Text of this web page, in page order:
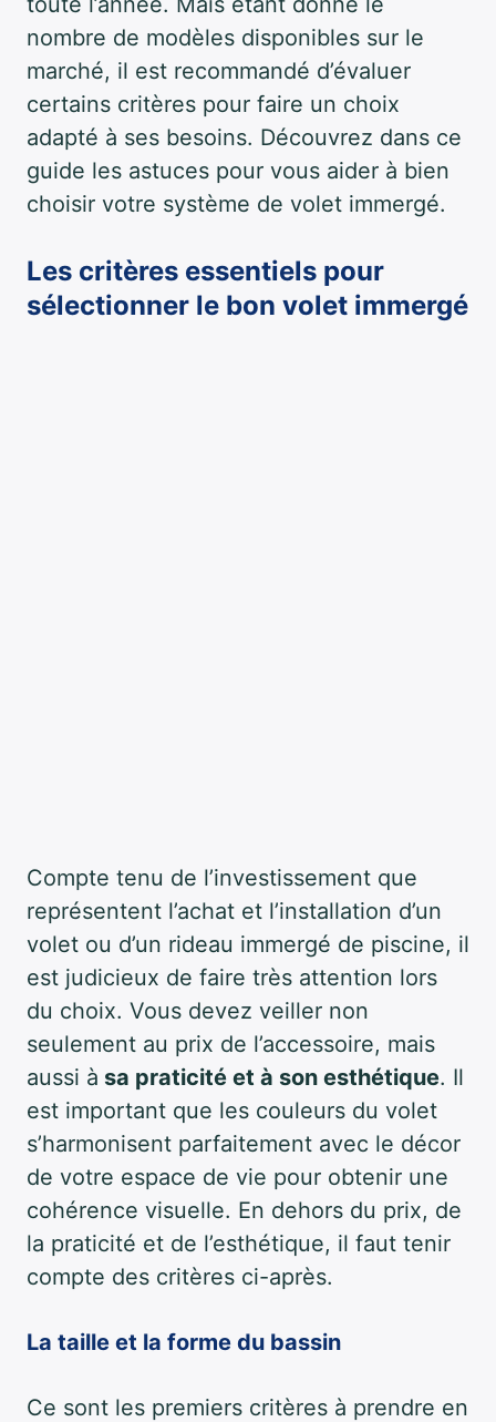
nombre de modèles disponibles sur le
marché, il est recommandé d’évaluer
certains critères pour faire un choix
adapté à ses besoins. Découvrez dans ce
guide les astuces pour vous aider à bien
choisir votre système de volet immergé.
Les critères essentiels pour
sélectionner le bon volet immergé
Compte tenu de l’investissement que
représentent l’achat et l’installation d’un
volet ou d’un rideau immergé de piscine, il
est judicieux de faire très attention lors
du choix. Vous devez veiller non
seulement au prix de l’accessoire, mais
aussi à sa praticité et à son esthétique. Il
est important que les couleurs du volet
s’harmonisent parfaitement avec le décor
de votre espace de vie pour obtenir une
cohérence visuelle. En dehors du prix, de
la praticité et de l’esthétique, il faut tenir
compte des critères ci-après.
La taille et la forme du bassin
Ce sont les premiers critères à prendre en